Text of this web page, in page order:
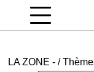
LA ZONE - /